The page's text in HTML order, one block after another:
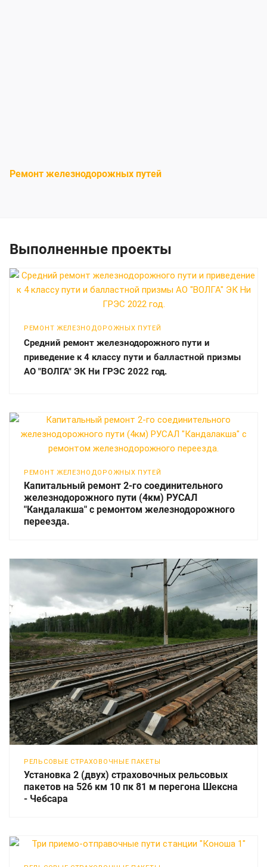
Ремонт железнодорожных путей
Выполненные проекты
РЕМОНТ ЖЕЛЕЗНОДОРОЖНЫХ ПУТЕЙ
Средний ремонт железнодорожного пути и
приведение к 4 классу пути и балластной призмы
АО "ВОЛГА" ЭК Ни ГРЭС 2022 год.
РЕМОНТ ЖЕЛЕЗНОДОРОЖНЫХ ПУТЕЙ
Капитальный ремонт 2-го соединительного
железнодорожного пути (4км) РУСАЛ
"Кандалакша" с ремонтом железнодорожного
переезда.
РЕЛЬСОВЫЕ СТРАХОВОЧНЫЕ ПАКЕТЫ
Установка 2 (двух) страховочных рельсовых
пакетов на 526 км 10 пк 81 м перегона Шексна
- Чебсара